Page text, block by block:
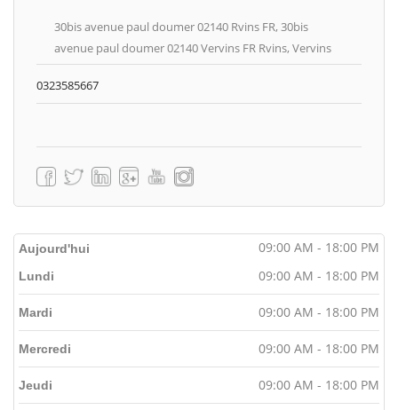
30bis avenue paul doumer 02140 Rvins FR, 30bis
avenue paul doumer 02140 Vervins FR Rvins, Vervins
0323585667
Aujourd'hui 09:00 AM - 18:00 PM
Lundi 09:00 AM - 18:00 PM
Mardi 09:00 AM - 18:00 PM
Mercredi 09:00 AM - 18:00 PM
Jeudi 09:00 AM - 18:00 PM